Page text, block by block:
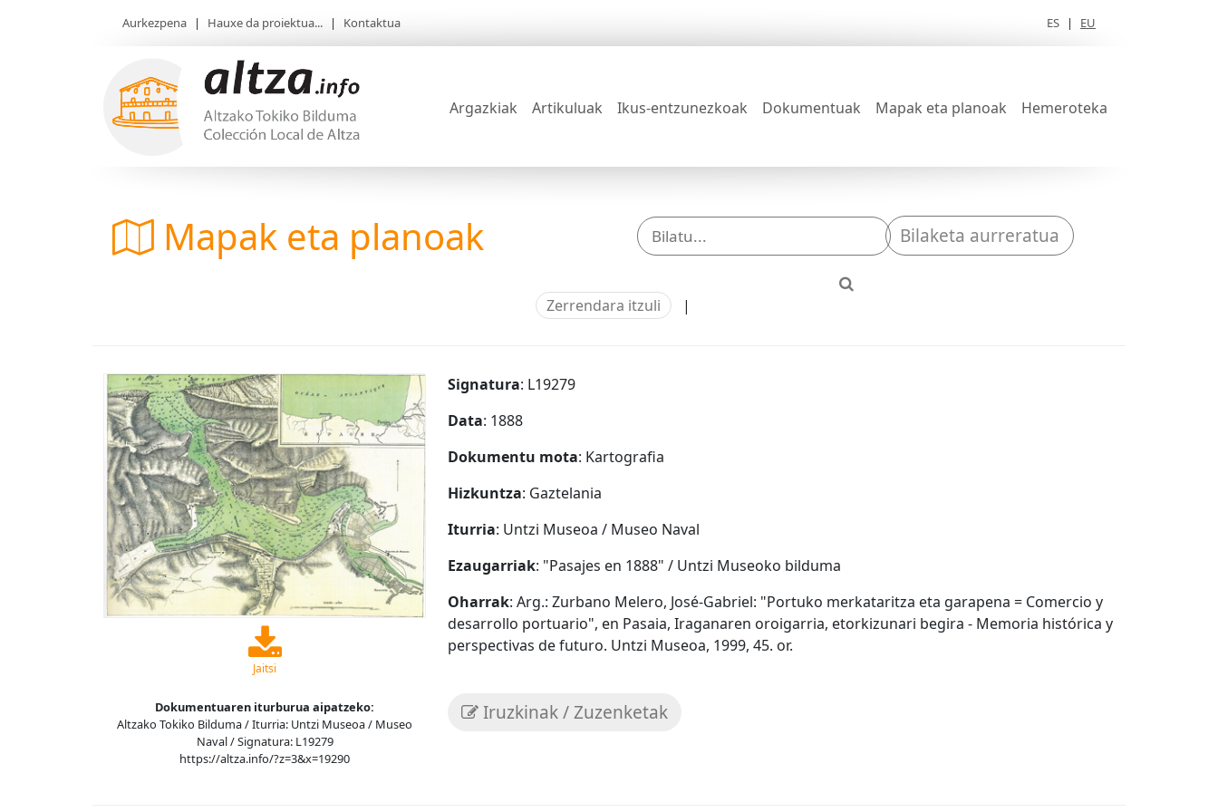
Aurkezpena | Hauxe da proiektua... | Kontaktua ES | EU
Argazkiak Artikuluak Ikus-entzunezkoak Dokumentuak Mapak eta planoak Hemeroteka
Mapak eta planoak Bilaketa aurreratua
Zerrendara itzuli |
Jaitsi
Dokumentuaren iturburua aipatzeko:
Altzako Tokiko Bilduma / Iturria: Untzi Museoa / Museo
Naval / Signatura: L19279
https://altza.info/?z=3&x=19290
Signatura: L19279
Data: 1888
Dokumentu mota: Kartografia
Hizkuntza: Gaztelania
Iturria: Untzi Museoa / Museo Naval
Ezaugarriak: "Pasajes en 1888" / Untzi Museoko bilduma
Oharrak: Arg.: Zurbano Melero, José-Gabriel: "Portuko merkataritza eta garapena = Comercio y
desarrollo portuario", en Pasaia, Iraganaren oroigarria, etorkizunari begira - Memoria histórica y
perspectivas de futuro. Untzi Museoa, 1999, 45. or.
Iruzkinak / Zuzenketak